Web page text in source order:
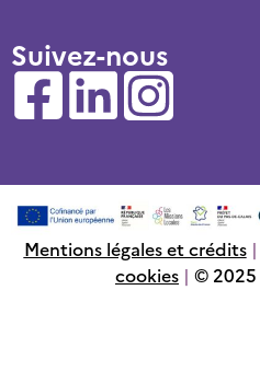
Suivez-nous
Mentions légales et crédits |
cookies | © 2025